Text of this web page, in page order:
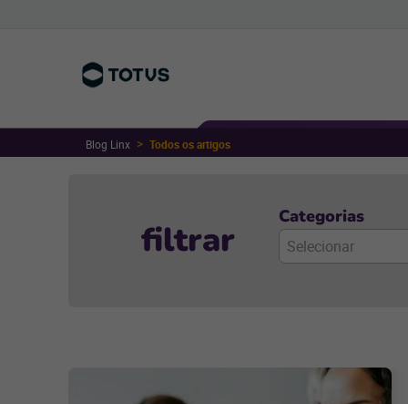
Blog Linx Todos os artigos
filtrar
Categorias
Selecionar